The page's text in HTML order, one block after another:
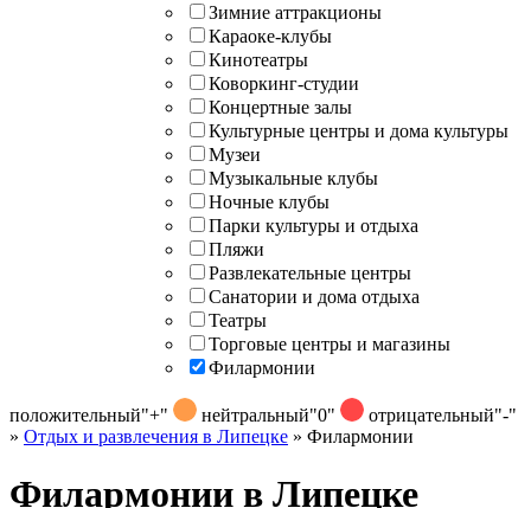
Зимние аттракционы
Караоке-клубы
Кинотеатры
Коворкинг-студии
Концертные залы
Культурные центры и дома культуры
Музеи
Музыкальные клубы
Ночные клубы
Парки культуры и отдыха
Пляжи
Развлекательные центры
Санатории и дома отдыха
Театры
Торговые центры и магазины
Филармонии
положительный"+" нейтральный"0" отрицательный"-"
» Отдых и развлечения в Липецке » Филармонии
Филармонии в Липецке